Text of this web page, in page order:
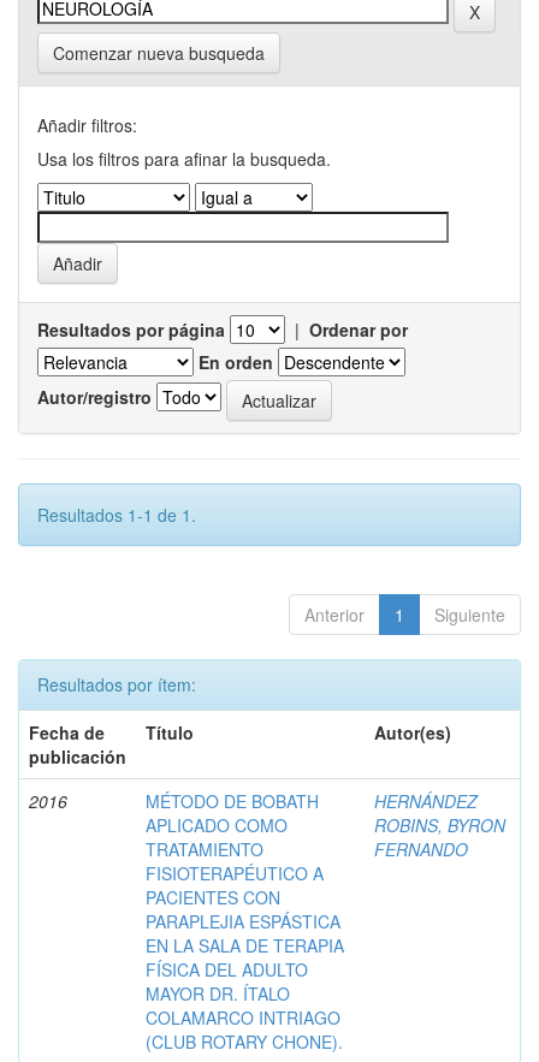
Comenzar nueva busqueda
Añadir filtros:
Usa los filtros para afinar la busqueda.
Resultados por página | Ordenar por
En orden
Autor/registro
Resultados 1-1 de 1.
Anterior 1 Siguiente
Resultados por ítem:
Fecha de
publicación
Título Autor(es)
2016
MÉTODO DE BOBATH
APLICADO COMO
TRATAMIENTO
FISIOTERAPÉUTICO A
PACIENTES CON
PARAPLEJIA ESPÁSTICA
EN LA SALA DE TERAPIA
FÍSICA DEL ADULTO
MAYOR DR. ÍTALO
COLAMARCO INTRIAGO
(CLUB ROTARY CHONE).
HERNÁNDEZ
ROBINS, BYRON
FERNANDO